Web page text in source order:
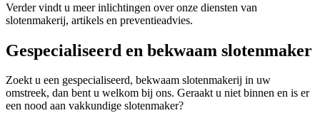
Verder vindt u meer inlichtingen over onze diensten van
slotenmakerij, artikels en preventieadvies.
Gespecialiseerd en bekwaam slotenmaker
Zoekt u een gespecialiseerd, bekwaam slotenmakerij in uw
omstreek, dan bent u welkom bij ons. Geraakt u niet binnen en is er
een nood aan vakkundige slotenmaker?